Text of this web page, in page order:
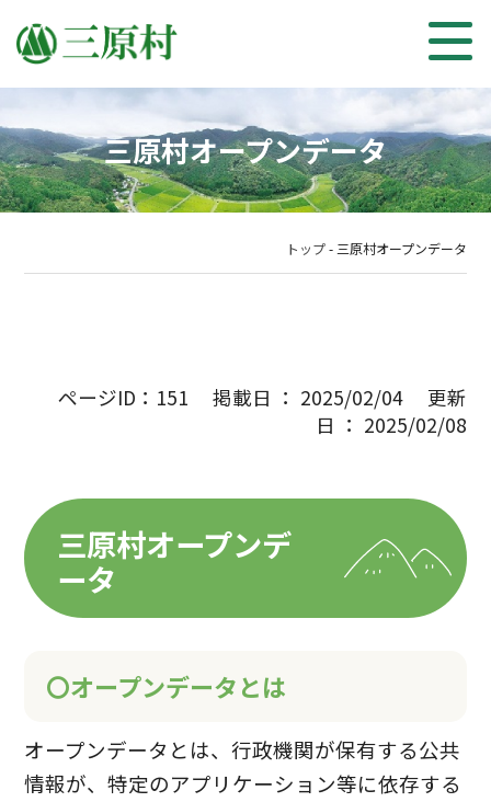
三原村オープンデータ
トップ- 三原村オープンデータ
ページID：151 掲載日 ： 2025/02/04 更新
日 ： 2025/02/08
三原村オープンデ
ータ
〇オープンデータとは
オープンデータとは、行政機関が保有する公共
情報が、特定のアプリケーション等に依存する